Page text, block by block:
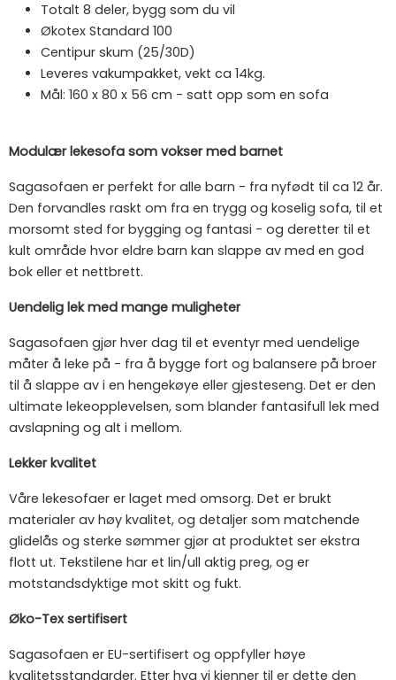
Totalt 8 deler, bygg som du vil
Økotex Standard 100
Centipur skum (25/30D)
Leveres vakumpakket, vekt ca 14kg.
Mål: 160 x 80 x 56 cm - satt opp som en sofa
Modulær lekesofa som vokser med barnet
Sagasofaen er perfekt for alle barn - fra nyfødt til ca 12 år.
Den forvandles raskt om fra en trygg og koselig sofa, til et
morsomt sted for bygging og fantasi - og deretter til et
kult område hvor eldre barn kan slappe av med en god
bok eller et nettbrett.
Uendelig lek med mange muligheter
Sagasofaen gjør hver dag til et eventyr med uendelige
måter å leke på - fra å bygge fort og balansere på broer
til å slappe av i en hengekøye eller gjesteseng. Det er den
ultimate lekeopplevelsen, som blander fantasifull lek med
avslapning og alt i mellom.
Lekker kvalitet
Våre lekesofaer er laget med omsorg. Det er brukt
materialer av høy kvalitet, og detaljer som matchende
glidelås og sterke sømmer gjør at produktet ser ekstra
flott ut. Tekstilene har et lin/ull aktig preg, og er
motstandsdyktige mot skitt og fukt.
Øko-Tex sertifisert
Sagasofaen er EU-sertifisert og oppfyller høye
kvalitetsstandarder. Etter hva vi kjenner til er dette den